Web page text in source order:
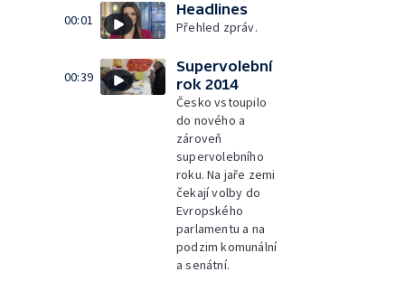
00:01
Headlines
Přehled zpráv.
00:39
Supervolební
rok 2014
Česko vstoupilo
do nového a
zároveň
supervolebního
roku. Na jaře zemi
čekají volby do
Evropského
parlamentu a na
podzim komunální
a senátní.